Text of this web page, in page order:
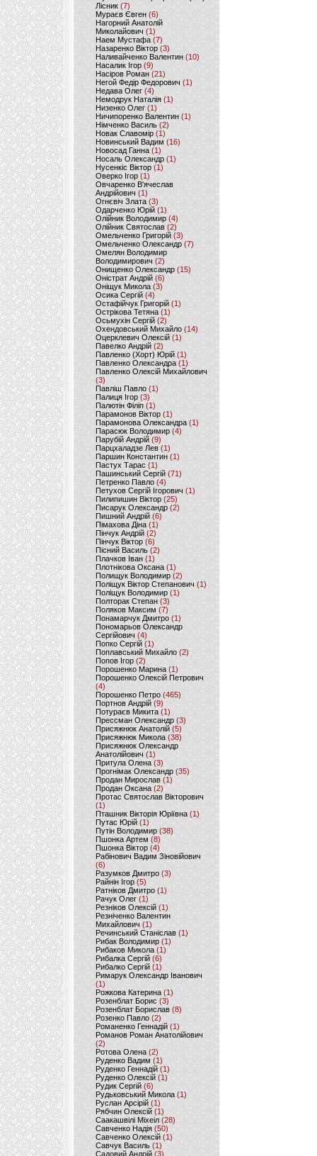
Лісник (7)
Мураєв Євген(6)
Нагорний Анатолій
Миколайович (1)
Наем Мустафа (7)
Назаренко Віктор (3)
Наливайченко Валентин (10)
Насалик Ігор(9)
Насіров Роман (21)
Негой Федір Федорович(1)
Недава Олег(4)
Немодрук Наталія(1)
Низенко Олег (1)
Ничипоренко Валентин (1)
Німченко Василь (2)
Новак Славомір (1)
Новинський Вадим (16)
Новосад Ганна (1)
Носаль Олександр (1)
Нусенкіс Віктор (1)
Оверко Ігор (1)
Овчаренко В'ячеслав
Андрійович(1)
Огнєвіч Злата (3)
Одарченко Юрій(1)
Олійник Володимир (4)
Олійник Святослав (2)
Омельченко Григорій (3)
Омельченко Олександр(7)
Омелян Володимир
Володимирович (2)
Онищенко Олександр (15)
Оністрат Андрій (6)
Оніщук Микола (3)
Осика Сергій(4)
Остафійчук Григорій(1)
Острікова Тетяна (1)
Осьмухін Сергій (2)
Охендовський Михайло (14)
Оцерклевич Олексій (1)
Павелко Андрій (2)
Павленко (Хорт) Юрій (1)
Павленко Олександра (1)
Павленко Олексій Михайлович
(3)
Павліш Павло(1)
Палиця Ігор (3)
Палютін Філіп(1)
Парамонов Віктор (1)
Парамонова Олександра(1)
Парасюк Володимир(4)
Парубій Андрій (9)
Парцхаладзе Лев (1)
Паршин Константин(1)
Пастух Тарас (1)
Пашинський Сергій (71)
Петренко Павло (4)
Петухов Сергій Ігорович (1)
Пилипишин Віктор(25)
Писарук Олександр(2)
Пишний Андрій (6)
Пімахова Діна(1)
Пінчук Андрій(2)
Пінчук Віктор (6)
Пісний Василь (2)
Плачков Іван(1)
Плотнікова Оксана (1)
Полищук Володимир(2)
Поліщук Віктор Степанович(1)
Поліщук Володимир (1)
Полторак Степан(3)
Поляков Максим (7)
Понамарчук Дмитро (1)
Пономарьов Олександр
Сергійович(4)
Попко Сергій (1)
Поплавський Михайло (2)
Попов Ігор(2)
Порошенко Марина (1)
Порошенко Олексій Петрович
(4)
Порошенко Петро (465)
Портнов Андрій (9)
Потураєв Микита(1)
Прессман Олександр(3)
Присяжнюк Анатолій (5)
Присяжнюк Микола (38)
Присяжнюк Олександр
Анатолійович (1)
Притула Олена (3)
Прогнімак Олександр(35)
Продан Мирослав(1)
Продан Оксана (2)
Протас Святослав Вікторович
(1)
Пташник Вікторія Юріївна (1)
Путас Юрій (1)
Путін Володимир(38)
Пшонка Артем (8)
Пшонка Віктор(4)
Рабінович Вадим Зіновійович
(6)
Разумков Дмитро (3)
Райнін Ігор(5)
Ратніков Дмитро (1)
Рачук Олег (1)
Резніков Олексій(1)
Резніченко Валентин
Михайлович (1)
Речинський Станіслав (1)
Рибак Володимир(1)
Рибаков Микола(1)
Рибалка Сергій (6)
Рибалко Сергій (1)
Римарук Олександр Іванович
(1)
Рожкова Катерина(1)
Розенблат Борис (3)
Розенблат Борислав (8)
Розенко Павло (2)
Романенко Геннадій (1)
Романов Роман Анатолійович
(2)
Ротова Олена(2)
Руденко Вадим (1)
Руденко Геннадій (1)
Руденко Олексій(1)
Рудик Сергій(6)
Рудьковський Микола (1)
Руслан Арсірій(1)
Рябчин Олексій (1)
Саакашвілі Міхеіл(28)
Савченко Надія (50)
Савченко Олексій(1)
Савчук Василь (1)
Садовий Андрій (3)